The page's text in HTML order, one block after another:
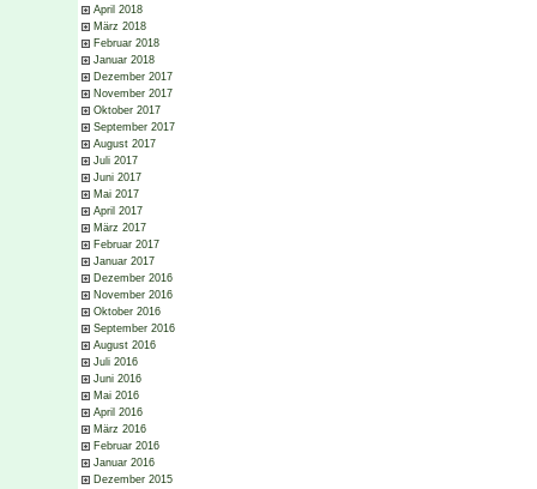
April 2018
März 2018
Februar 2018
Januar 2018
Dezember 2017
November 2017
Oktober 2017
September 2017
August 2017
Juli 2017
Juni 2017
Mai 2017
April 2017
März 2017
Februar 2017
Januar 2017
Dezember 2016
November 2016
Oktober 2016
September 2016
August 2016
Juli 2016
Juni 2016
Mai 2016
April 2016
März 2016
Februar 2016
Januar 2016
Dezember 2015